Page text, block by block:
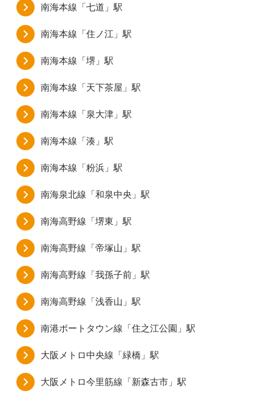
南海本線「七道」駅
南海本線「住ノ江」駅
南海本線「堺」駅
南海本線「天下茶屋」駅
南海本線「泉大津」駅
南海本線「湊」駅
南海本線「粉浜」駅
南海泉北線「和泉中央」駅
南海高野線「堺東」駅
南海高野線「帝塚山」駅
南海高野線「我孫子前」駅
南海高野線「浅香山」駅
南港ポートタウン線「住之江公園」駅
大阪メトロ中央線「緑橋」駅
大阪メトロ今里筋線「新森古市」駅